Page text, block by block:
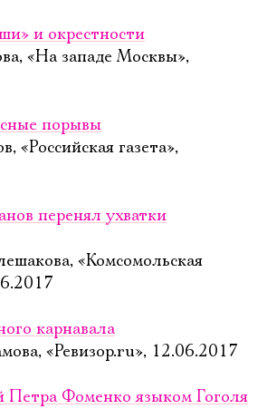
и окрестности
«На западе Москвы»,
порывы
«Российская газета»,
перенял ухватки
«Комсомольская
карнавала
«Ревизор.ru», 12.06.2017
Петра Фоменко языком Гоголя